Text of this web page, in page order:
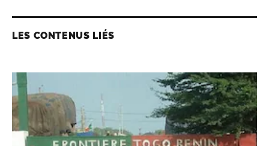
LES CONTENUS LIÉS